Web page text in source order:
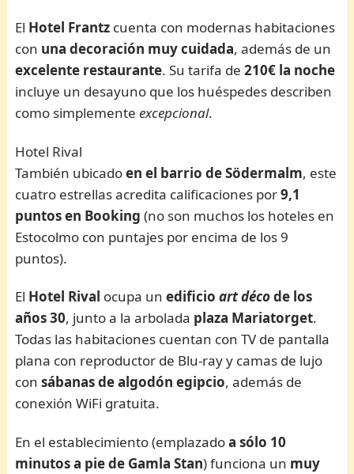
El Hotel Frantz cuenta con modernas habitaciones
con una decoración muy cuidada, además de un
excelente restaurante. Su tarifa de210€ la noche
incluye un desayuno que los huéspedes describen
como simplementeexcepcional.
Hotel Rival
También ubicadoen el barrio de Södermalm, este
cuatro estrellas acredita calificaciones por9,1
puntos en Booking (no son muchos los hoteles en
Estocolmo con puntajes por encima de los 9
puntos).
El Hotel Rival ocupa unedificioart décode los
años 30, junto a la arbolada plaza Mariatorget.
Todas las habitaciones cuentan con TV de pantalla
plana con reproductor de Blu-ray y camas de lujo
consábanas de algodón egipcio, además de
conexión WiFi gratuita.
En el establecimiento (emplazadoa sólo 10
minutos a pie de Gamla Stan) funciona un muy